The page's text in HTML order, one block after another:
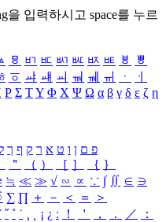
을 입력하시고 space를 누르
ㅱ ㅲ ㅳ ㅴ ㅵ ㅶ ㅷ ㅸ
ㅹ
ㆆ ㆇ ㆈ ㆉ ㆊ ㆋ ㆌ ㆍ
ㆎ
Ρ Σ ΤΥ Φ Χ Ψ Ω α β γ δ ε ζ η
פ ם ן ו ט א ר ק ף ך
＂ （ ） ［ ］ ｛ ｝
≒ ≪ ≫ √ ∽ ∝ ∵ ∫ ∬ ∈ ∋
∑ ∏ ＋ － ＜ ＝
＞
˝ ˚ ˙ ¸ ¡ ¿ ː ！ ＇ ， ． ／
：